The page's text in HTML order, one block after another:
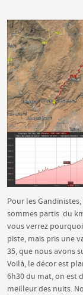
Pour les
sommes partis du
vous verrez
piste, mais pris une
35, que nous avons
Voilà, le décor est
6h30 du mat, on est
meilleur des nuits.